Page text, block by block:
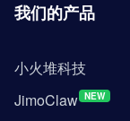
我们的产品
小火堆科技
JimoClaw NEW